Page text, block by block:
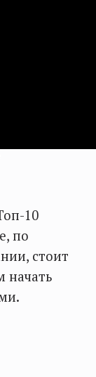
10
по
стоит
начать